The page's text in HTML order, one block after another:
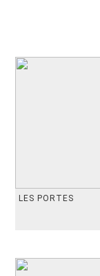
LES PORTES